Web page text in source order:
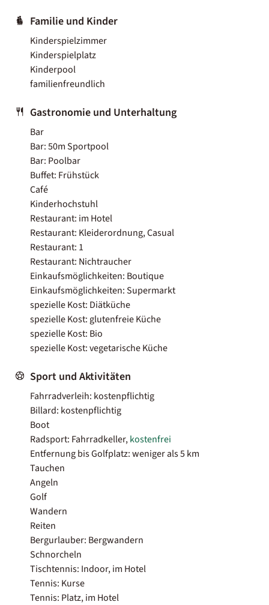
Familie und Kinder
Kinderspielzimmer
Kinderspielplatz
Kinderpool
familienfreundlich
Gastronomie und Unterhaltung
Bar
Bar: 50m Sportpool
Bar: Poolbar
Buffet: Frühstück
Café
Kinderhochstuhl
Restaurant: im Hotel
Restaurant: Kleiderordnung, Casual
Restaurant: 1
Restaurant: Nichtraucher
Einkaufsmöglichkeiten: Boutique
Einkaufsmöglichkeiten: Supermarkt
spezielle Kost: Diätküche
spezielle Kost: glutenfreie Küche
spezielle Kost: Bio
spezielle Kost: vegetarische Küche
Sport und Aktivitäten
Fahrradverleih: kostenpflichtig
Billard: kostenpflichtig
Boot
Radsport: Fahrradkeller,kostenfrei
Entfernung bis Golfplatz: weniger als 5 km
Tauchen
Angeln
Golf
Wandern
Reiten
Bergurlauber: Bergwandern
Schnorcheln
Tischtennis: Indoor, im Hotel
Tennis: Kurse
Tennis: Platz, im Hotel